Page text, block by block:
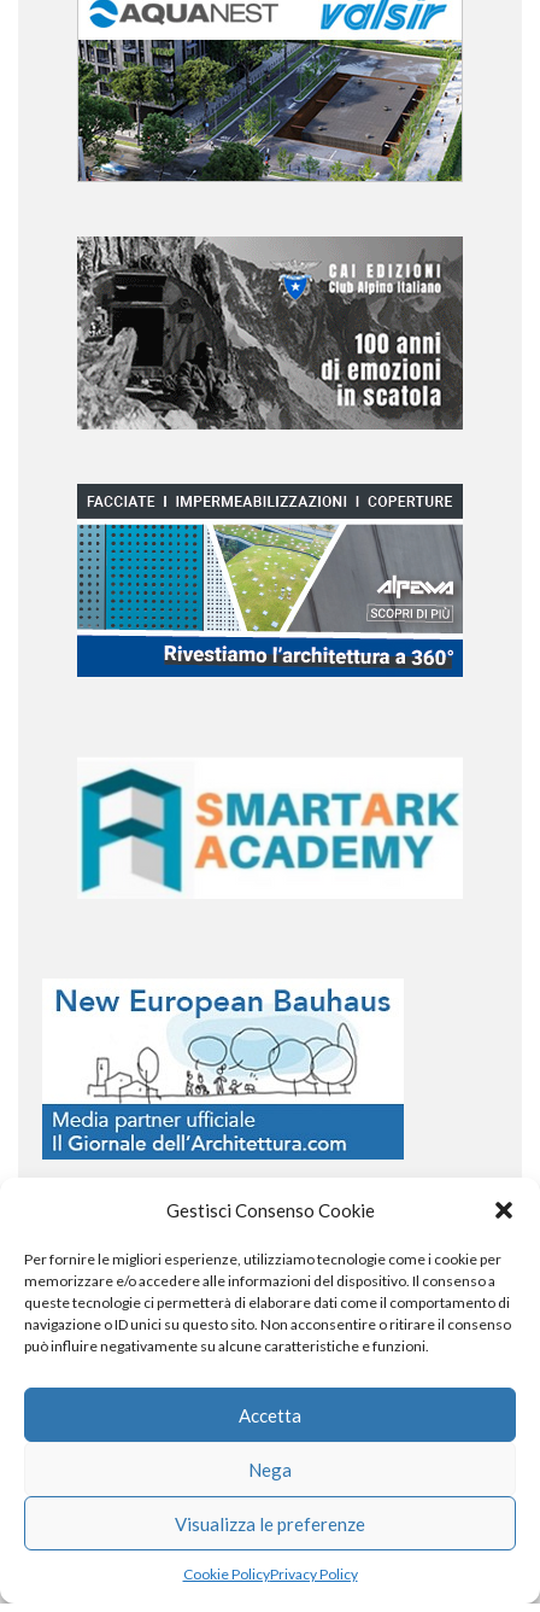
Gestisci Consenso Cookie
Per fornire le migliori esperienze, utilizziamo tecnologie come i cookie per
memorizzare e/o accedere alle informazioni del dispositivo. Il consenso a
queste tecnologie ci permetterà di elaborare dati come il comportamento di
navigazione o ID unici su questo sito. Non acconsentire o ritirare il consenso
può influire negativamente su alcune caratteristiche e funzioni.
Accetta
Nega
Visualizza le preferenze
Cookie PolicyPrivacy Policy
COPYRIGHT
© TheArchitecturalPost 2024
SOCIAL NETWORK
facebookinstagram